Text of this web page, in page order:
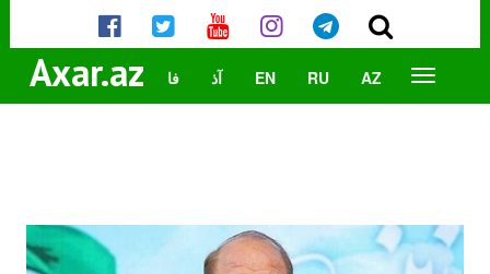
Axar.az AZ
RU
EN آذ فا